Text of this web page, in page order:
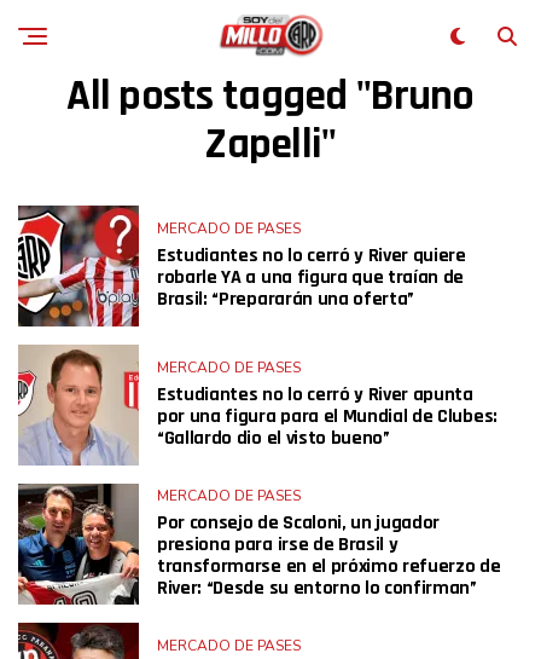
All posts tagged "Bruno
Zapelli"
MERCADO DE PASES
Estudiantes no lo cerró y River quiere
robarle YA a una figura que traían de
Brasil: “Prepararán una oferta”
MERCADO DE PASES
Estudiantes no lo cerró y River apunta
por una figura para el Mundial de Clubes:
“Gallardo dio el visto bueno”
MERCADO DE PASES
Por consejo de Scaloni, un jugador
presiona para irse de Brasil y
transformarse en el próximo refuerzo de
River: “Desde su entorno lo confirman”
MERCADO DE PASES